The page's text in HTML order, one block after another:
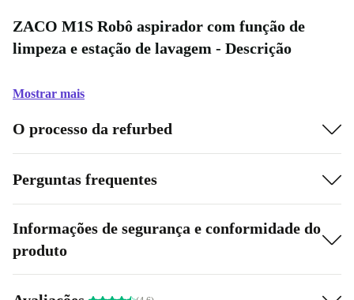
ZACO M1S Robô aspirador com função de
limpeza e estação de lavagem - Descrição
Mostrar mais
O processo da refurbed
Perguntas frequentes
Informações de segurança e conformidade do
produto